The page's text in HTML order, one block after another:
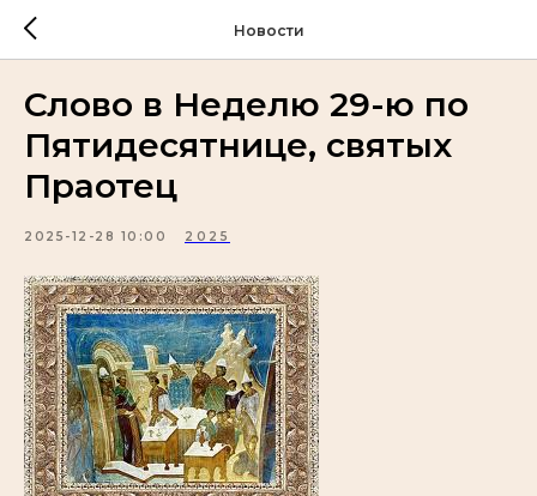
Новости
Слово в Неделю 29-ю по
Пятидесятнице, святых
Праотец
2025-12-28 10:00 2025